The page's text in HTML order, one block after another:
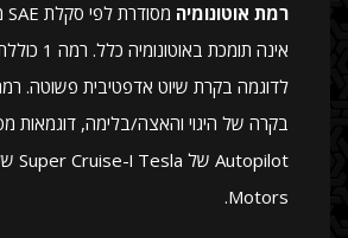
רמת אוטונומיה
אינה תומכת
בקרה של היגוי והאצה/בלימה, דוגמאות
Motors.